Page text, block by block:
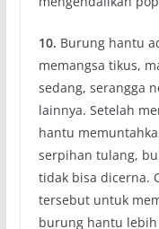
10. Burung hantu
memangsa tikus,
sedang, serangga
lainnya. Setelah
hantu
serpihan tulang,
tidak bisa dicerna.
tersebut untuk
burung hantu